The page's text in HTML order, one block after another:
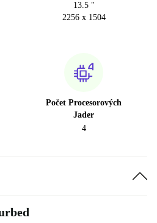
13.5 "
2256 x 1504
Počet Procesorových
Jader
4